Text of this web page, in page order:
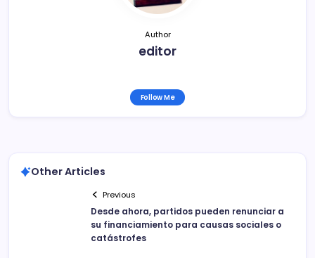
Author
editor
Follow Me
Other Articles
Previous
Desde ahora, partidos pueden renunciar a
su financiamiento para causas sociales o
catástrofes